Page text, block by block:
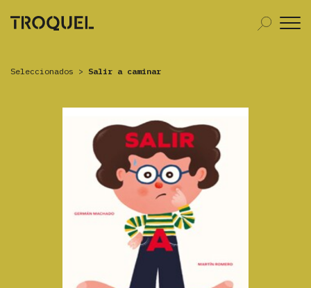
Seleccionados > Salir a caminar